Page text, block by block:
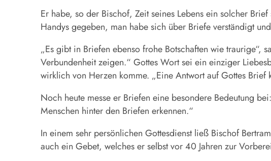
Er habe, so der Bischof, Zeit seines Lebens ein solcher
Handys gegeben, man habe sich über Briefe verständigt
„Es gibt in Briefen ebenso frohe Botschaften wie
Verbundenheit zeigen.“ Gottes Wort sei ein einziger
wirklich von Herzen komme. „Eine Antwort auf Gottes Brief
Noch heute messe er Briefen eine besondere Bedeutung
Menschen hinter den Briefen erkennen.“
In einem sehr persönlichen Gottesdienst ließ Bischof
auch ein Gebet, welches er selbst vor 40 Jahren zur